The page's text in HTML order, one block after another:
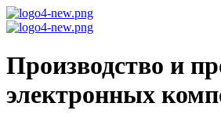
Производство и
электронных